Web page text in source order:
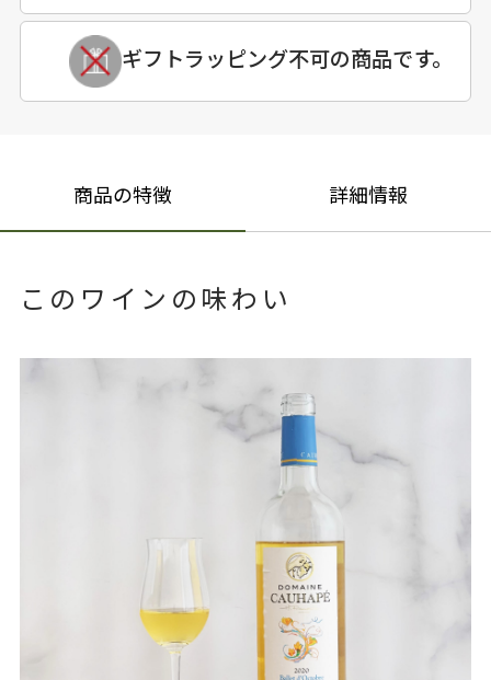
ギフトラッピング不可の商品です。
商品の特徴 詳細情報
このワインの味わい